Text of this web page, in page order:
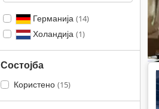
Германија (14)
Холандија (1)
Состојба
Користено (15)